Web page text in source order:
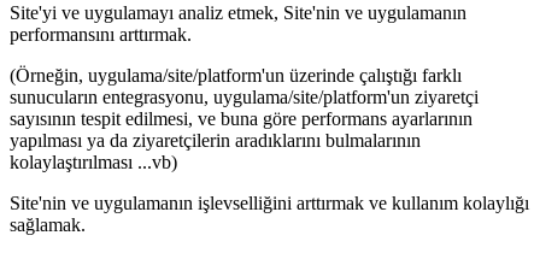
Site'yi ve uygulamayı analiz etmek, Site'nin ve uygulamanın
performansını arttırmak.
(Örneğin, uygulama/site/platform'un üzerinde çalıştığı farklı
sunucuların entegrasyonu, uygulama/site/platform'un ziyaretçi
sayısının tespit edilmesi, ve buna göre performans ayarlarının
yapılması ya da ziyaretçilerin aradıklarını bulmalarının
kolaylaştırılması ...vb)
Site'nin ve uygulamanın işlevselliğini arttırmak ve kullanım kolaylığı
sağlamak.